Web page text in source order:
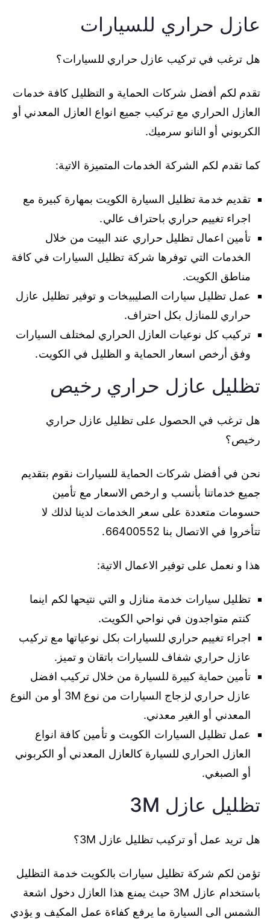
عازل حراري للسيارات
هل ترغب في تركيب عازل حراري للسيارات؟
تقدم لكم أفضل شركات الحماية و التظليل كافة خدمات
العازل الحراري مع تركيب جميع انواع العازل المعدني أو
الكربوني أو النانو سرميك.
كما تقدم لكم الشركة الخدمات المتميزة الاتية:
تقديم خدمة تظليل السيارة الكويت بمهارة كبيرة مع
اجراء تغييم حراري باحتراف عالي.
تأمين اعمال تظليل حراري عند البيت من خلال
الخدمات التي توفرها شركة تظليل السيارات في كافة
مناطق الكويت.
عمل تظليل سيارات الصليبيخات و توفير تظليل عازل
حراري للمنازل بكل احتراف.
تركيب كل نوعيات العازل الحراري لمختلف السيارات
وفق أرخص اسعار الحماية و الظليل في الكويت.
تظليل عازل حراري رخيص
هل ترغب في الحصول على تظليل عازل حراري
رخيص؟
نحن في أفضل شركات الحماية للسيارات نقوم بتقديم
جميع خدماتنا بأنسب و ارخص الاسعار مع تأمين
حسومات متعددة على سعر الخدمات لدينا لذلك لا
تتأخروا في الاتصال بنا 66400552.
هذا و نعمل على توفير الاعمال الاتية:
تظليل سيارات خدمة منازل و التي نتيحها لكم اينما
كنتم متواجدون في نواحي الكويت.
اجراء تغييم حراري للسيارات بكل نوعياتها مع تركيب
عازل حراري شفاف للسيارات باتقان و تميز.
تأمين حماية كبيرة للسيارة من خلال تركيب افضل
عازل حراري لزجاج السيارات من نوع 3M أو من النوع
المعدني أو الغير معدني.
عمل تظليل السيارات الكويت و تأمين كافة انواع
العازل الحراري للسيارة كالعازل المعدني أو الكربوني
أو الصبغي.
تظليل عازل 3M
هل تريد عمل أو تركيب تظليل عازل 3M؟
تؤمن لكم شركة تظليل سيارات بالكويت خدمة التظليل
باستخدام عازل 3M حيث يمنع هذا العازل دخول اشعة
الشمس الى السيارة ما يرفع كفاءة عمل المكيف و يؤدي